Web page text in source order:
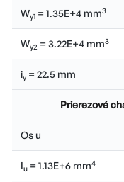
Wy1 = 1.35E+4 mm3
Wy2 = 3.22E+4 mm3
iy= 22.5 mm
Prierezové
Os u
Iu = 1.13E+6 mm4